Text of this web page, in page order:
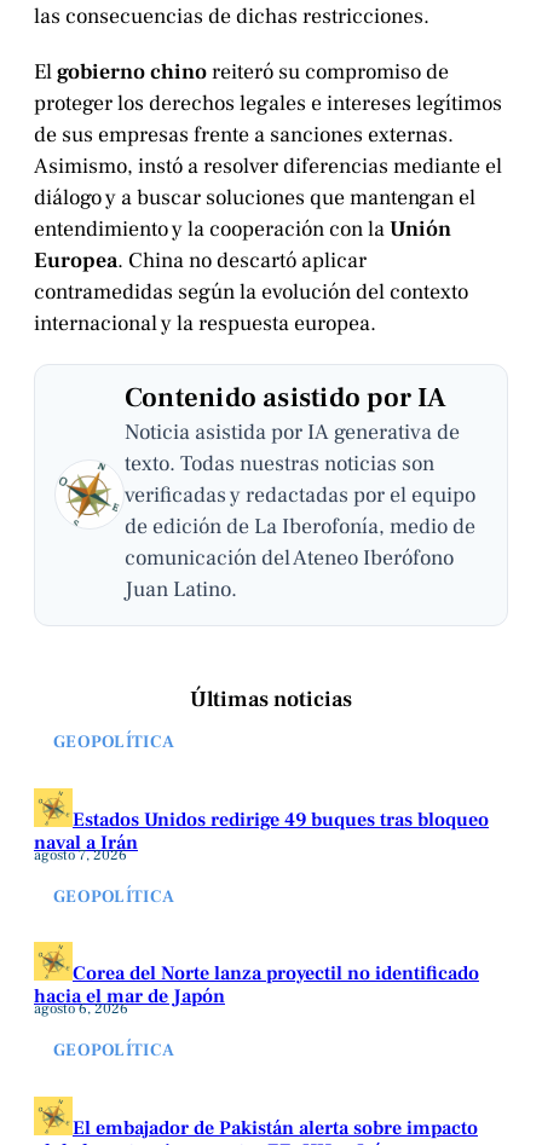
las consecuencias de dichas restricciones.
Elgobierno chinoreiteró su compromiso de
proteger los derechos legales e intereses legítimos
de sus empresas frente a sanciones externas.
Asimismo, instó a resolver diferencias mediante el
diálogo y a buscar soluciones que mantengan el
entendimiento y la cooperación con laUnión
Europea. China no descartó aplicar
contramedidas según la evolución del contexto
internacional y la respuesta europea.
Contenido asistido por IA
Noticia asistida por IA generativa de
texto. Todas nuestras noticias son
verificadas y redactadas por el equipo
de edición de La Iberofonía, medio de
comunicación del Ateneo Iberófono
Juan Latino.
Últimas noticias
GEOPOLÍTICA
Estados Unidos redirige 49 buques tras bloqueo
naval a Irán
agosto 7, 2026
GEOPOLÍTICA
Corea del Norte lanza proyectil no identificado
hacia el mar de Japón
agosto 6, 2026
GEOPOLÍTICA
El embajador de Pakistán alerta sobre impacto